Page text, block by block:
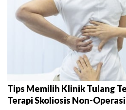
Tips Memilih Klinik Tulang
Terapi Skoliosis Non-Operasi